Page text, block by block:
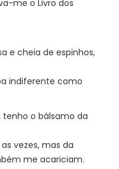
me o Livro dos
e cheia de espinhos,
indiferente como
tenho o bálsamo da
vezes, mas da
me acariciam.